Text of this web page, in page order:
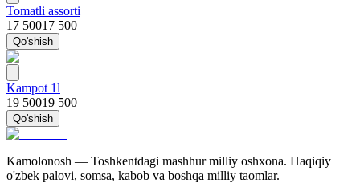
Tomatli assorti
17 50017 500
Qo'shish
Kampot 1l
19 50019 500
Qo'shish
Kamolonosh — Toshkentdagi mashhur milliy oshxona. Haqiqiy
o'zbek palovi, somsa, kabob va boshqa milliy taomlar.